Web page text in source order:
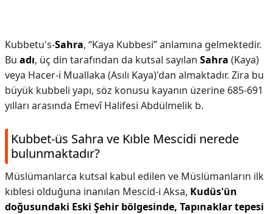
Kubbetu's-Sahra, “Kaya Kubbesi” anlamına gelmektedir.
Bu adı, üç din tarafından da kutsal sayılan Sahra (Kaya)
veya Hacer-i Muallaka (Asılı Kaya)'dan almaktadır. Zira bu
büyük kubbeli yapı, söz konusu kayanın üzerine 685-691
yılları arasında Emevî Halifesi Abdülmelik b.
Kubbet-üs Sahra ve Kıble Mescidi nerede
bulunmaktadır?
Müslümanlarca kutsal kabul edilen ve Müslümanların ilk
kıblesi olduğuna inanılan Mescid-i Aksa, Kudüs'ün
doğusundaki Eski Şehir bölgesinde, Tapınaklar tepesi